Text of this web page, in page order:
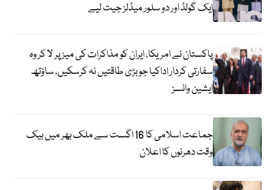
ایک گولڈ اور دو سلور میڈلز جیت لیے
پاکستان نے امریکا، ایران کو مذاکرات کی میز پر لا کر وہ
سفارتی کردار اداکیا جو بڑی طاقتیں نہ کرسکیں، ساؤتھ
ایشین وائسز
جماعت اسلامی کا 16 اگست سے ملک بھر میں بیک
وقت دھرنوں کا اعلان